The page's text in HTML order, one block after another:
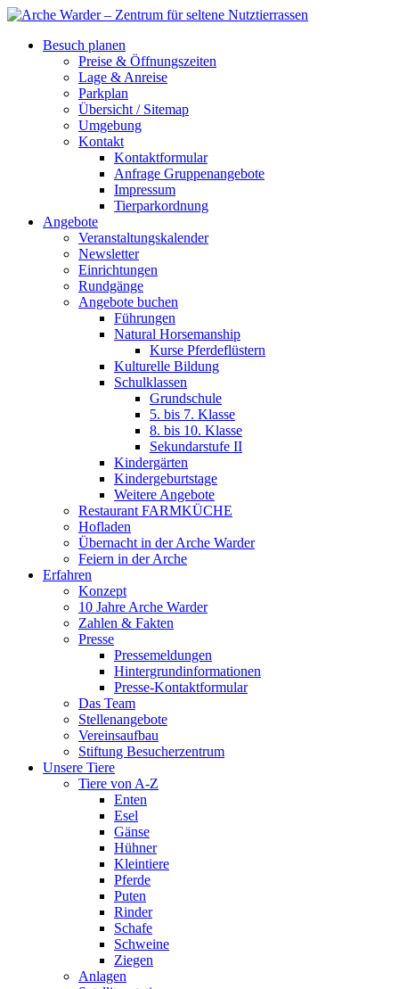
Besuch planen
Preise & Öffnungszeiten
Lage & Anreise
Parkplan
Übersicht / Sitemap
Umgebung
Kontakt
Kontaktformular
Anfrage Gruppenangebote
Impressum
Tierparkordnung
Angebote
Veranstaltungskalender
Newsletter
Einrichtungen
Rundgänge
Angebote buchen
Führungen
Natural Horsemanship
Kurse Pferdeflüstern
Kulturelle Bildung
Schulklassen
Grundschule
5. bis 7. Klasse
8. bis 10. Klasse
Sekundarstufe II
Kindergärten
Kindergeburtstage
Weitere Angebote
Restaurant FARMKÜCHE
Hofladen
Übernacht in der Arche Warder
Feiern in der Arche
Erfahren
Konzept
10 Jahre Arche Warder
Zahlen & Fakten
Presse
Pressemeldungen
Hintergrundinformationen
Presse-Kontaktformular
Das Team
Stellenangebote
Vereinsaufbau
Stiftung Besucherzentrum
Unsere Tiere
Tiere von A-Z
Enten
Esel
Gänse
Hühner
Kleintiere
Pferde
Puten
Rinder
Schafe
Schweine
Ziegen
Anlagen